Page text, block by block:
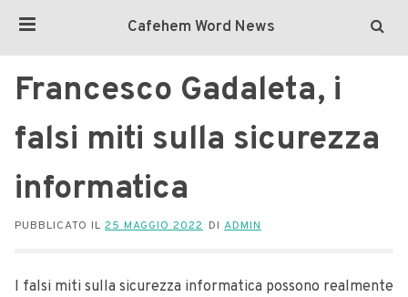
Cafehem Word News
Francesco Gadaleta, i
falsi miti sulla sicurezza
informatica
PUBBLICATO IL 25 MAGGIO 2022 DI ADMIN
I falsi miti sulla sicurezza informatica possono realmente